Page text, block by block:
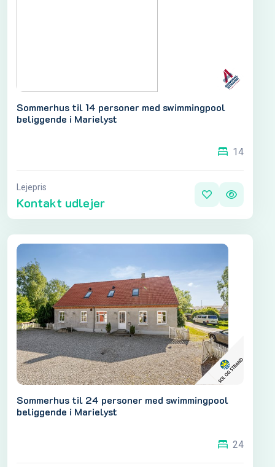
Sommerhus til 14 personer med swimmingpool
beliggende i Marielyst
14
Lejepris
Kontakt udlejer
Sommerhus til 24 personer med swimmingpool
beliggende i Marielyst
24